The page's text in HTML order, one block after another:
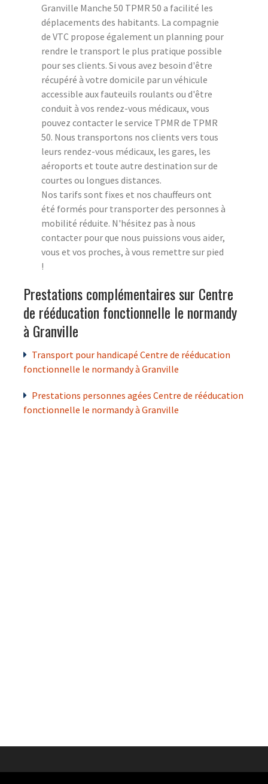
Granville Manche 50 TPMR 50 a facilité les
déplacements des habitants. La compagnie
de VTC propose également un planning pour
rendre le transport le plus pratique possible
pour ses clients. Si vous avez besoin d'être
récupéré à votre domicile par un véhicule
accessible aux fauteuils roulants ou d'être
conduit à vos rendez-vous médicaux, vous
pouvez contacter le service TPMR de TPMR
50. Nous transportons nos clients vers tous
leurs rendez-vous médicaux, les gares, les
aéroports et toute autre destination sur de
courtes ou longues distances.
Nos tarifs sont fixes et nos chauffeurs ont
été formés pour transporter des personnes à
mobilité réduite. N'hésitez pas à nous
contacter pour que nous puissions vous aider,
vous et vos proches, à vous remettre sur pied
!
Prestations complémentaires sur Centre
de rééducation fonctionnelle le normandy
à Granville
Transport pour handicapé Centre de rééducation
fonctionnelle le normandy à Granville
Prestations personnes agées Centre de rééducation
fonctionnelle le normandy à Granville